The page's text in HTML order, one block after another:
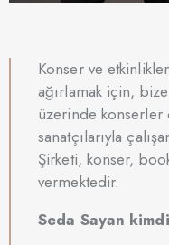
Konser ve
ağırlamak için,
üzerinde konserler
sanatçılarıyla
Şirketi, konser,
vermektedir.
Seda Sayan